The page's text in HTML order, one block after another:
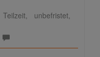
unbefristet,